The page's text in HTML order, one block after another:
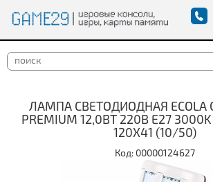
ЛАМПА СВЕТОДИОДНАЯ ECOLA
PREMIUM 12,0ВТ 220В E27
120X41 (10/50)
Код: 00000124627